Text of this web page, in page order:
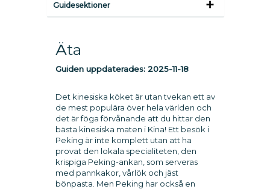
Guidesektioner
Äta
Guiden uppdaterades: 2025-11-18
Det kinesiska köket är utan tvekan ett av
de mest populära över hela världen och
det är föga förvånande att du hittar den
bästa kinesiska maten i Kina! Ett besök i
Peking är inte komplett utan att ha
provat den lokala specialiteten, den
krispiga Peking-ankan, som serveras
med pannkakor, vårlök och jäst
bönpasta. Men Peking har också en